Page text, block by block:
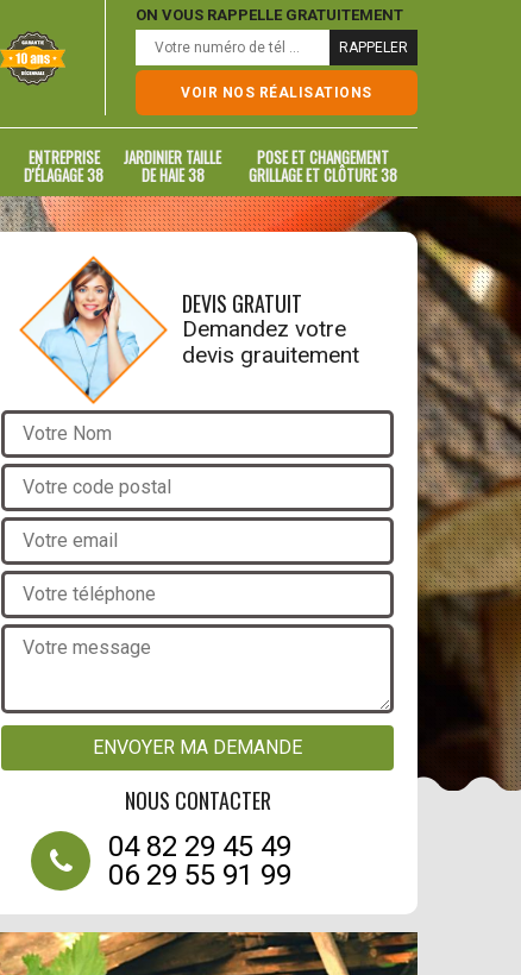
ON VOUS RAPPELLE GRATUITEMENT
VOIR NOS RÉALISATIONS
ENTREPRISE
D'ÉLAGAGE 38
JARDINIER TAILLE
DE HAIE 38
POSE ET CHANGEMENT
GRILLAGE ET CLÔTURE 38
DEVIS GRATUIT
Demandez votre
devis grauitement
NOUS CONTACTER
04 82 29 45 49
06 29 55 91 99